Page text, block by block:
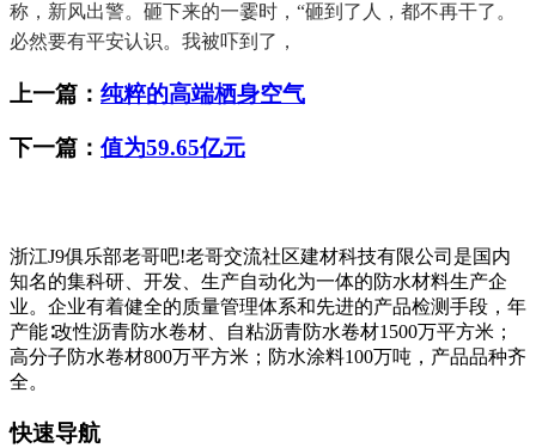
称，新风出警。砸下来的一霎时，“砸到了人，都不再干了。
必然要有平安认识。我被吓到了，
上一篇： 纯粹的高端栖身空气
下一篇： 值为59.65亿元
浙江J9俱乐部老哥吧!老哥交流社区建材科技有限公司是国内
知名的集科研、开发、生产自动化为一体的防水材料生产企
业。企业有着健全的质量管理体系和先进的产品检测手段，年
产能∶改性沥青防水卷材、自粘沥青防水卷材1500万平方米；
高分子防水卷材800万平方米；防水涂料100万吨，产品品种齐
全。
快速导航